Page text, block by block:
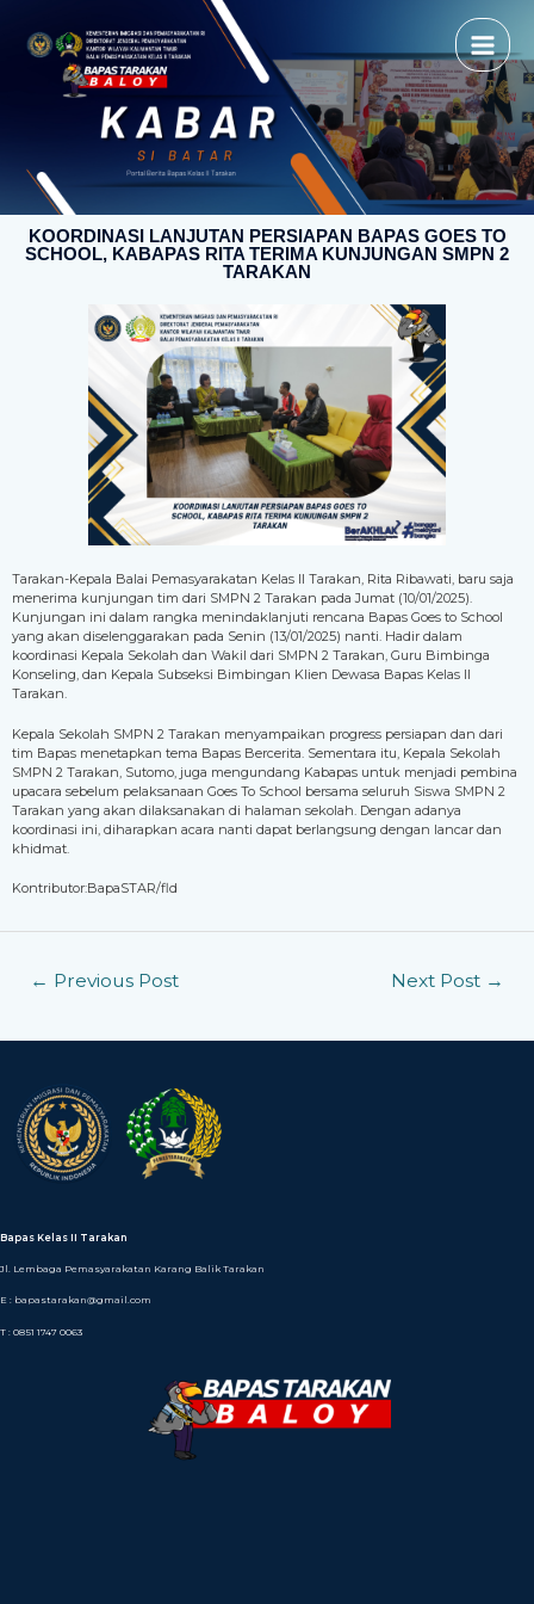
KOORDINASI LANJUTAN PERSIAPAN BAPAS GOES TO
SCHOOL, KABAPAS RITA TERIMA KUNJUNGAN SMPN 2
TARAKAN
Tarakan-Kepala Balai Pemasyarakatan Kelas II Tarakan, Rita Ribawati, baru saja
menerima kunjungan tim dari SMPN 2 Tarakan pada Jumat (10/01/2025).
Kunjungan ini dalam rangka menindaklanjuti rencana Bapas Goes to School
yang akan diselenggarakan pada Senin (13/01/2025) nanti. Hadir dalam
koordinasi Kepala Sekolah dan Wakil dari SMPN 2 Tarakan, Guru Bimbinga
Konseling, dan Kepala Subseksi Bimbingan Klien Dewasa Bapas Kelas II
Tarakan.
Kepala Sekolah SMPN 2 Tarakan menyampaikan progress persiapan dan dari
tim Bapas menetapkan tema Bapas Bercerita. Sementara itu, Kepala Sekolah
SMPN 2 Tarakan, Sutomo, juga mengundang Kabapas untuk menjadi pembina
upacara sebelum pelaksanaan Goes To School bersama seluruh Siswa SMPN 2
Tarakan yang akan dilaksanakan di halaman sekolah. Dengan adanya
koordinasi ini, diharapkan acara nanti dapat berlangsung dengan lancar dan
khidmat.
Kontributor:BapaSTAR/fld
← Previous Post Next Post →
Bapas Kelas II Tarakan
Jl. Lembaga Pemasyarakatan Karang Balik Tarakan
E : bapastarakan@gmail.com
T : 0851 1747 0063